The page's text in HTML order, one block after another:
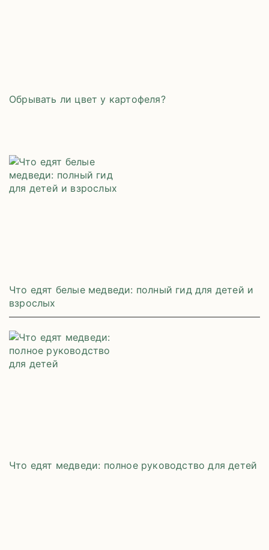
Обрывать ли цвет у картофеля?
Что едят белые медведи: полный гид для детей и
взрослых
Что едят медведи: полное руководство для детей